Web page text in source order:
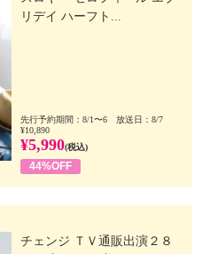
リデイ ハーフト...
先行予約期間：8/1〜6 放送日：8/7
¥10,890
¥5,990(税込)
44%OFF
チェンジ ＴＶ通販出演２８